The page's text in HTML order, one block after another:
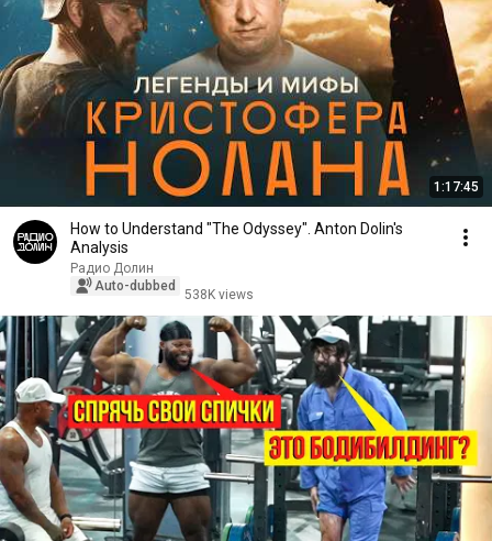
1:17:45
How to Understand "The Odyssey". Anton Dolin's
Analysis
Радио Долин
Auto-dubbed
538K views